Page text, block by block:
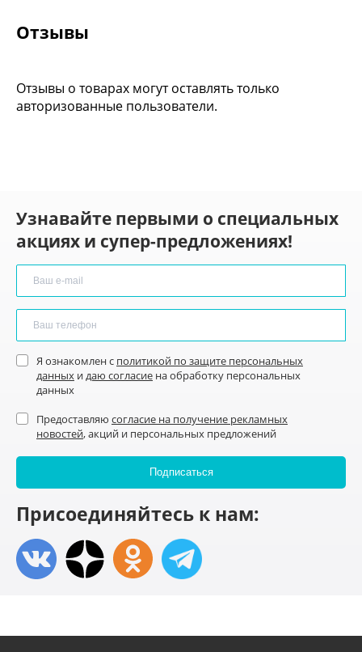
Отзывы
Отзывы о товарах могут оставлять только
авторизованные пользователи.
Узнавайте первыми о специальных
акциях и супер-предложениях!
Я ознакомлен с политикой по защите персональных
данных идаю согласие на обработку персональных
данных
Предоставляю согласие на получение рекламных
новостей, акций и персональных предложений
Присоединяйтесь к нам: